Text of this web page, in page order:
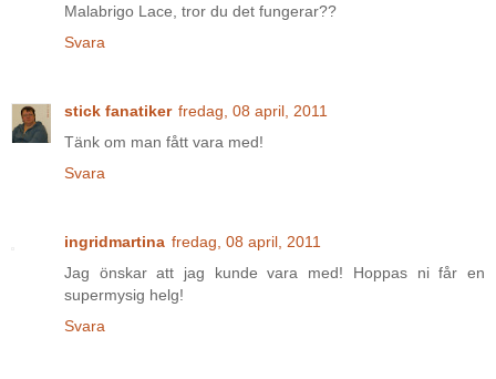
Malabrigo Lace, tror du det fungerar??
Svara
stick fanatiker fredag, 08 april, 2011
Tänk om man fått vara med!
Svara
ingridmartina fredag, 08 april, 2011
Jag önskar att jag kunde vara med! Hoppas ni får en
supermysig helg!
Svara